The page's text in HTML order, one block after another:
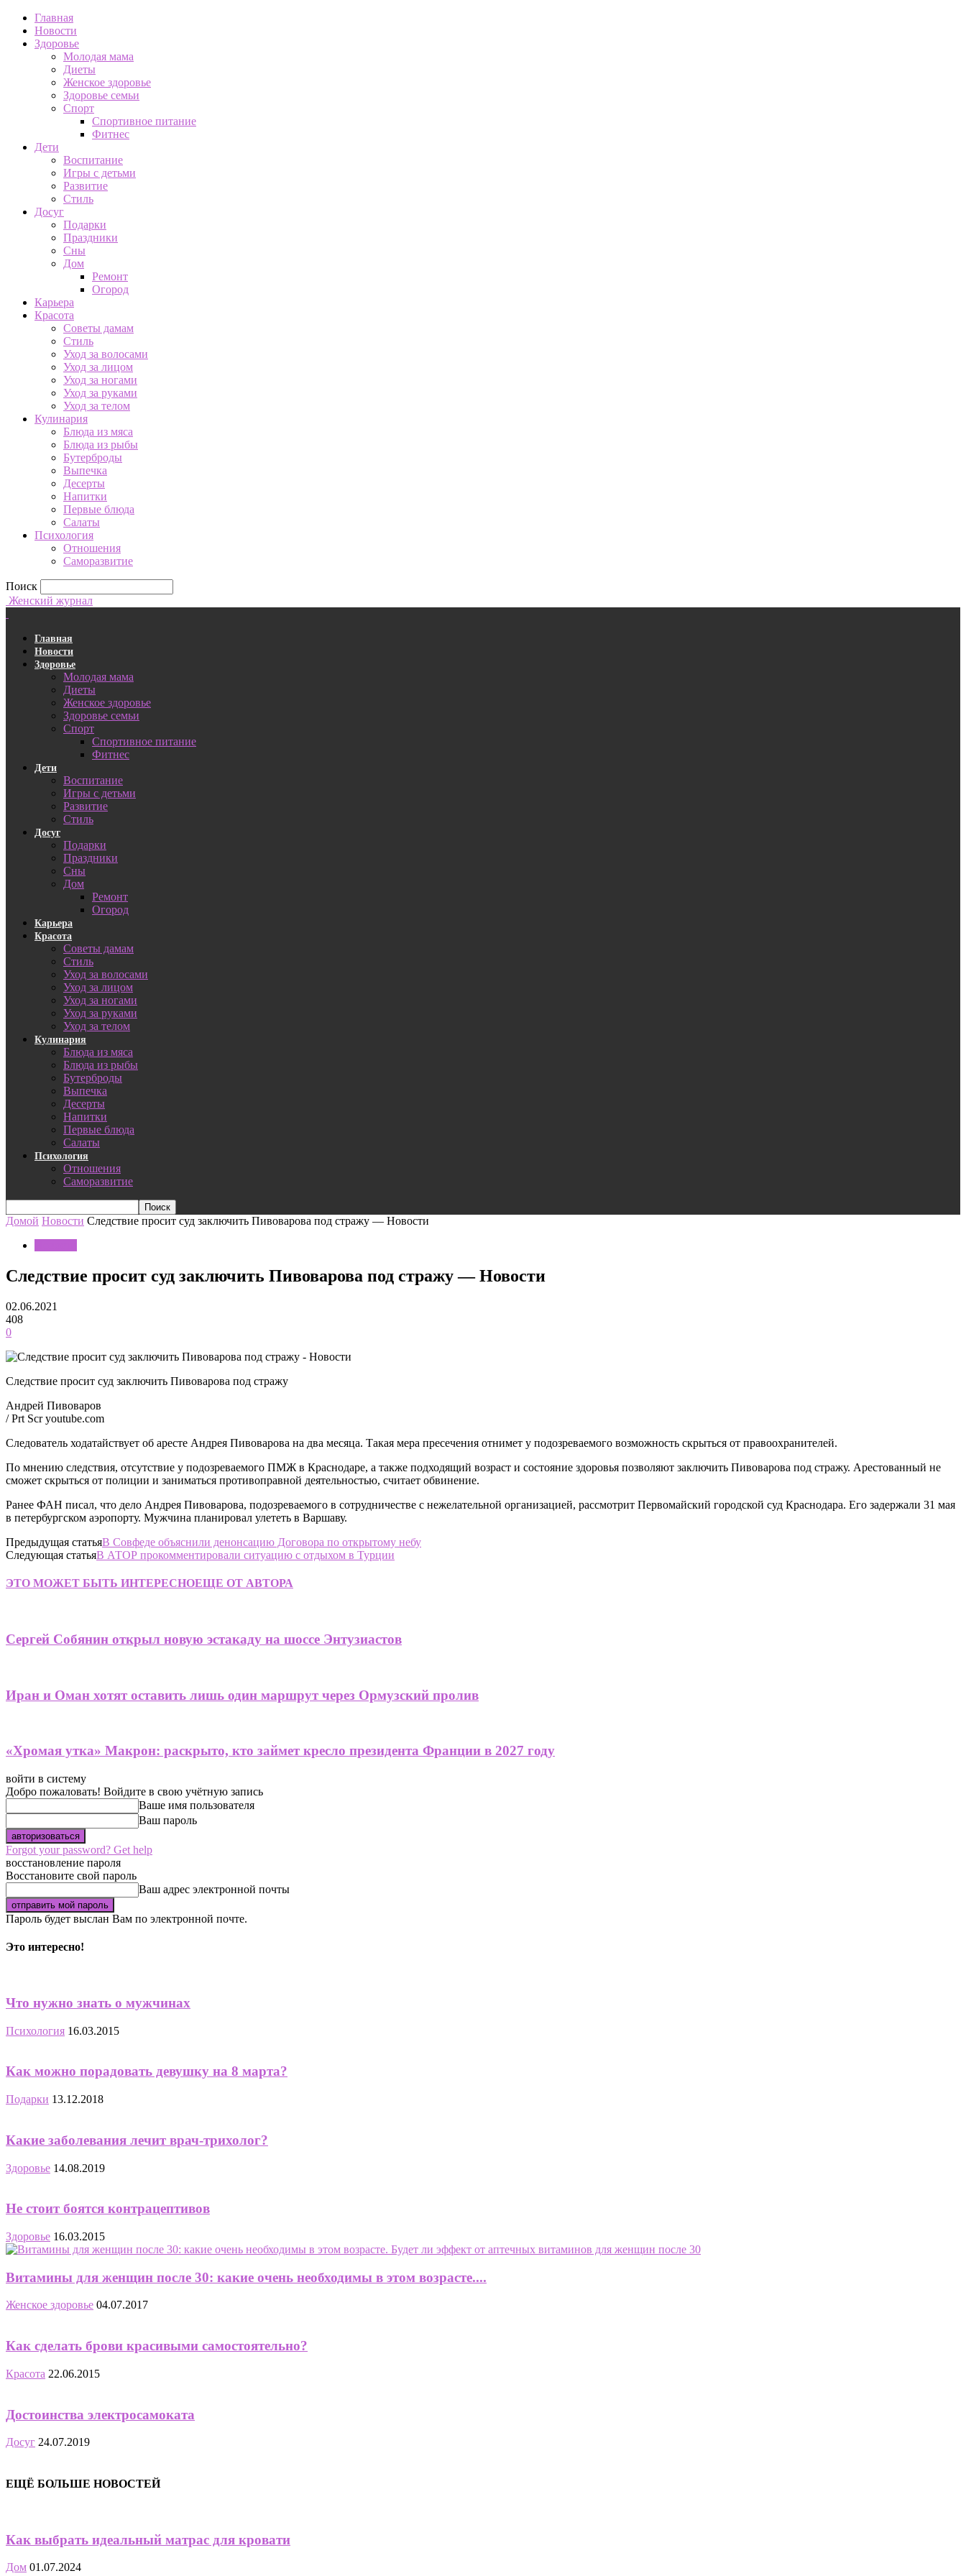
Главная
Новости
Здоровье
Молодая мама
Диеты
Женское здоровье
Здоровье семьи
Спорт
Спортивное питание
Фитнес
Дети
Воспитание
Игры с детьми
Развитие
Стиль
Досуг
Подарки
Праздники
Сны
Дом
Ремонт
Огород
Карьера
Красота
Советы дамам
Стиль
Уход за волосами
Уход за лицом
Уход за ногами
Уход за руками
Уход за телом
Кулинария
Блюда из мяса
Блюда из рыбы
Бутерброды
Выпечка
Десерты
Напитки
Первые блюда
Салаты
Психология
Отношения
Саморазвитие
Поиск
Женский журнал
Главная
Новости
Здоровье
Молодая мама
Диеты
Женское здоровье
Здоровье семьи
Спорт
Спортивное питание
Фитнес
Дети
Воспитание
Игры с детьми
Развитие
Стиль
Досуг
Подарки
Праздники
Сны
Дом
Ремонт
Огород
Карьера
Красота
Советы дамам
Стиль
Уход за волосами
Уход за лицом
Уход за ногами
Уход за руками
Уход за телом
Кулинария
Блюда из мяса
Блюда из рыбы
Бутерброды
Выпечка
Десерты
Напитки
Первые блюда
Салаты
Психология
Отношения
Саморазвитие
Домой Новости Следствие просит суд заключить Пивоварова под стражу — Новости
Следствие просит суд заключить Пивоварова под стражу — Новости
02.06.2021
408
0
Следствие просит суд заключить Пивоварова под стражу
Андрей Пивоваров
/ Prt Scr youtube.com
Следователь ходатайствует об аресте Андрея Пивоварова на два месяца. Такая мера пресечения отнимет у подозреваемого возможность скрыться от правоохранителей.
По мнению следствия, отсутствие у подозреваемого ПМЖ в Краснодаре, а также подходящий возраст и состояние здоровья позволяют заключить Пивоварова под стражу. Арестованный не
сможет скрыться от полиции и заниматься противоправной деятельностью, считает обвинение.
Ранее ФАН писал, что дело Андрея Пивоварова, подозреваемого в сотрудничестве с нежелательной организацией, рассмотрит Первомайский городской суд Краснодара. Его задержали 31 мая
в петербургском аэропорту. Мужчина планировал улететь в Варшаву.
Предыдущая статьяВ Совфеде объяснили денонсацию Договора по открытому небу
Следующая статьяВ АТОР прокомментировали ситуацию с отдыхом в Турции
ЭТО МОЖЕТ БЫТЬ ИНТЕРЕСНОЕЩЕ ОТ АВТОРА
Сергей Собянин открыл новую эстакаду на шоссе Энтузиастов
Иран и Оман хотят оставить лишь один маршрут через Ормузский пролив
«Хромая утка» Макрон: раскрыто, кто займет кресло президента Франции в 2027 году
войти в систему
Добро пожаловать! Войдите в свою учётную запись
Ваше имя пользователя
Ваш пароль
Forgot your password? Get help
восстановление пароля
Восстановите свой пароль
Ваш адрес электронной почты
Пароль будет выслан Вам по электронной почте.
Это интересно!
Что нужно знать о мужчинах
Психология 16.03.2015
Как можно порадовать девушку на 8 марта?
Подарки 13.12.2018
Какие заболевания лечит врач-трихолог?
Здоровье 14.08.2019
Не стоит боятся контрацептивов
Здоровье 16.03.2015
Витамины для женщин после 30: какие очень необходимы в этом возрасте....
Женское здоровье 04.07.2017
Как сделать брови красивыми самостоятельно?
Красота 22.06.2015
Достоинства электросамоката
Досуг 24.07.2019
ЕЩЁ БОЛЬШЕ НОВОСТЕЙ
Как выбрать идеальный матрас для кровати
Дом 01.07.2024